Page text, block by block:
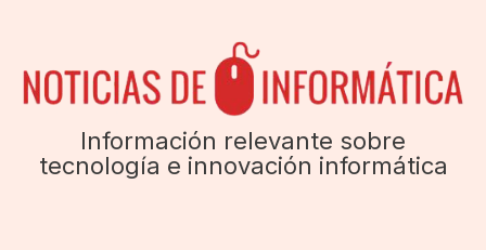
Información relevante sobre
tecnología e innovación informática